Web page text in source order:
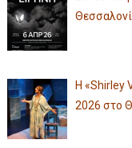
Η «Shirley
2026 στο